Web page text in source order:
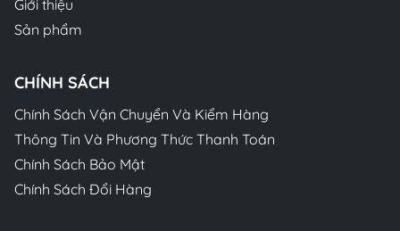
Giới thiệu
Sản phẩm
CHÍNH SÁCH
Chính Sách Vận Chuyển Và Kiểm Hàng
Thông Tin Và Phương Thức Thanh Toán
Chính Sách Bảo Mật
Chính Sách Đổi Hàng